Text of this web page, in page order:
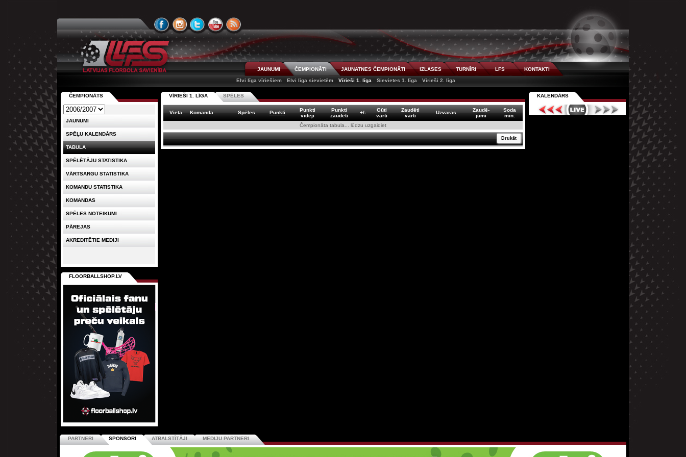
JAUNUMI ČEMPIONĀTI JAUNATNES ČEMPIONĀTI IZLASES TURNĪRI LFS
KONTAKTI
Elvi līga vīriešiem
Elvi līga sievietēm Vīrieši 1. līga Sievietes 1. līga Vīrieši 2. līga
VĪRIEŠI 1. LĪGA SPĒLES
Vieta Komanda Spēles Punkti
Punkti
vidēji
Punkti
zaudēti
+/-
Gūti
vārti
Zaudēti
vārti
Uzvaras
Zaudē-
jumi
Soda
min.
Čempionāta tabula... lūdzu uzgaidiet
Drukāt
ČEMPIONĀTS
JAUNUMI
SPĒĻU KALENDĀRS
TABULA
SPĒLĒTĀJU STATISTIKA
VĀRTSARGU STATISTIKA
KOMANDU STATISTIKA
KOMANDAS
SPĒLES NOTEIKUMI
PĀREJAS
AKREDITĒTIE MEDIJI
FLOORBALLSHOP.LV
KALENDĀRS
PARTNERI SPONSORI ATBALSTĪTĀJI MEDIJU PARTNERI